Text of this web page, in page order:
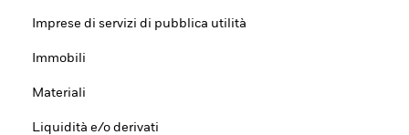
Imprese di servizi di pubblica utilità
Immobili
Materiali
Liquidità e/o derivati